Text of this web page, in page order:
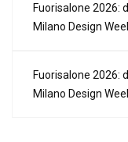
Fuorisalone 2026:
Milano Design
Fuorisalone 2026:
Milano Design